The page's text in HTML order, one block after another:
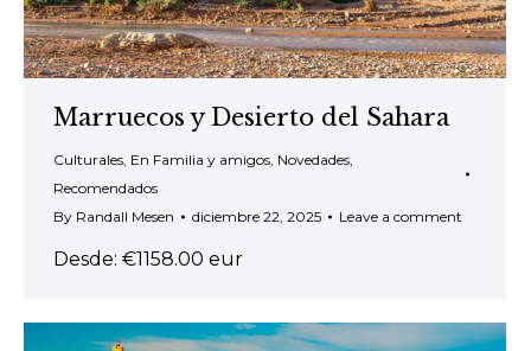
Marruecos y Desierto del Sahara
Culturales En Familia y amigos Novedades
Recomendados
By Randall Mesen diciembre 22, 2025 Leave a comment
Desde: €1158.00 eur